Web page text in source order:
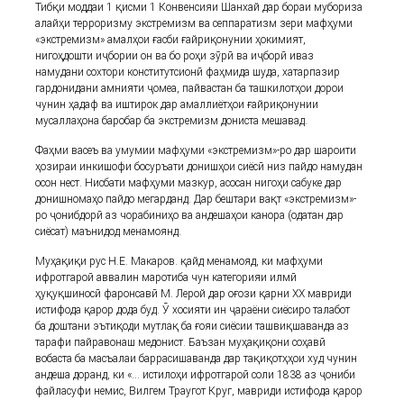
Тибқи моддаи 1 қисми 1 Конвенсияи Шанхай дар бораи мубориза
алайҳи терроризму экстремизм ва сеппаратизм зери мафҳуми
«экстремизм» амалҳои ғасби ғайриқонунии ҳокимият,
нигоҳдошти иҷбории он ва бо роҳи зӯрӣ ва иҷборӣ иваз
намудани сохтори конститутсионӣ фаҳмида шуда, хатарпазир
гардонидани амнияти ҷомеа, пайвастан ба ташкилотҳои дорои
чунин ҳадаф ва иштирок дар амаллиётҳои ғайриқонунии
мусаллаҳона баробар ба экстремизм дониста мешавад.
Фаҳми васеъ ва умумии мафҳуми «экстремизм»-ро дар шароити
ҳозираи инкишофи босуръати донишҳои сиёсӣ низ пайдо намудан
осон нест. Нисбати мафҳуми мазкур, асосан нигоҳи сабуке дар
донишномаҳо пайдо мегарданд. Дар бештари вақт «экстремизм»-
ро ҷонибдорӣ аз чорабиниҳо ва андешаҳои канора (одатан дар
сиёсат) маънидод менамоянд.
Муҳақиқи рус Н.Е. Макаров. қайд менамояд, ки мафҳуми
ифротгароӣ аввалин маротиба чун категорияи илмӣ
ҳуқуқшиносӣ фаронсавӣ М. Лерой дар оғози қарни ХХ мавриди
истифода қарор дода буд. Ӯ хосияти ин ҷараёни сиёсиро талабот
ба доштани эътиқоди мутлақ ба ғояи сиёсии ташвиқшаванда аз
тарафи пайравонаш медонист. Баъзан муҳақиқони соҳавӣ
вобаста ба масъалаи баррасишаванда дар тақиқотҳҳои худ чунин
андеша доранд, ки «... истилоҳи ифротгароӣ соли 1838 аз ҷониби
файласуфи немис, Вилгем Траугот Круг, мавриди истифода қарор